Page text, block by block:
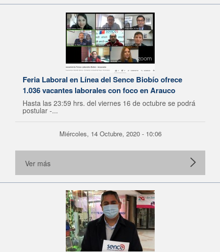
Feria Laboral en Línea del Sence Biobío ofrece
1.036 vacantes laborales con foco en Arauco
Hasta las 23:59 hrs. del viernes 16 de octubre se podrá
postular -...
Miércoles, 14 Octubre, 2020 - 10:06
Ver más